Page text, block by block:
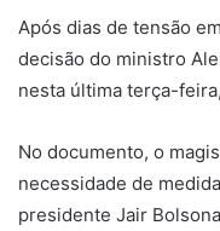
Após dias de tensão
decisão do ministro
nesta última terça-
No documento, o
necessidade de
presidente Jair